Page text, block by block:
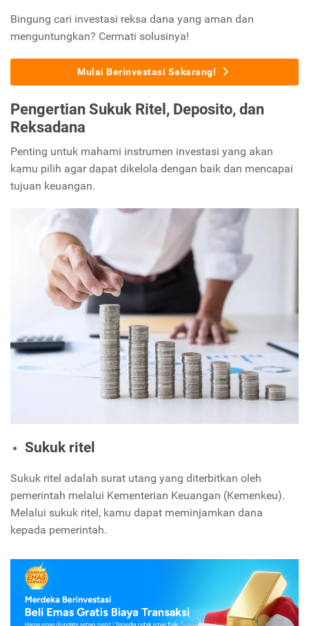
Bingung cari investasi reksa dana yang aman dan
menguntungkan? Cermati solusinya!
Mulai Berinvestasi Sekarang!
Pengertian Sukuk Ritel, Deposito, dan
Reksadana
Penting untuk mahami instrumen investasi yang akan
kamu pilih agar dapat dikelola dengan baik dan mencapai
tujuan keuangan.
Sukuk ritel
Sukuk ritel adalah surat utang yang diterbitkan oleh
pemerintah melalui Kementerian Keuangan (Kemenkeu).
Melalui sukuk ritel, kamu dapat meminjamkan dana
kepada pemerintah.